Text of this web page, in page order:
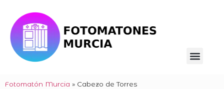
Fotomatón Murcia » Cabezo de Torres